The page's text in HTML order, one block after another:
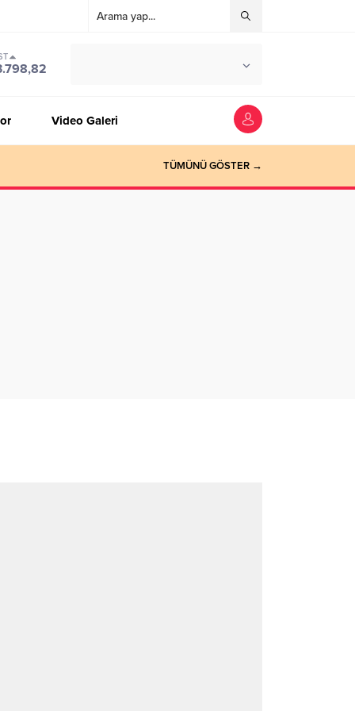
Video Galeri
TÜMÜNÜ GÖSTER →